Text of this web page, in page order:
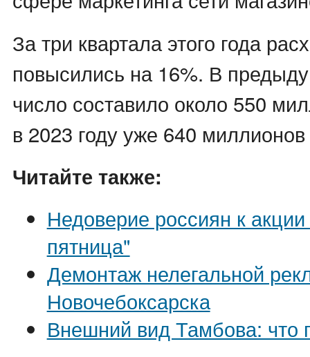
За три квартала этого года
повысились на 16%. В
число составило около 550
в 2023 году уже 640
Читайте также:
Недоверие россиян к
пятница"
Демонтаж нелегальной
Новочебоксарска
Внешний вид Тамбова: что